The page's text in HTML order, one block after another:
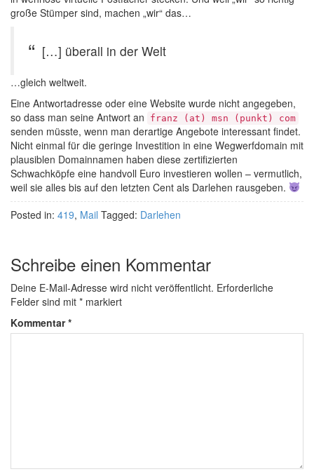
große Stümper sind, machen „wir“ das…
[…] überall in der Welt
…gleich weltweit.
Eine Antwortadresse oder eine Website wurde nicht angegeben,
so dass man seine Antwort an
franz (at) msn (punkt) com
senden müsste, wenn man derartige Angebote interessant findet.
Nicht einmal für die geringe Investition in eine Wegwerfdomain mit
plausiblen Domainnamen haben diese zertifizierten
Schwachköpfe eine handvoll Euro investieren wollen – vermutlich,
weil sie alles bis auf den letzten Cent als Darlehen rausgeben.
Posted in: 419, Mail Tagged: Darlehen
Schreibe einen Kommentar
Deine E-Mail-Adresse wird nicht veröffentlicht. Erforderliche
Felder sind mit * markiert
Kommentar*